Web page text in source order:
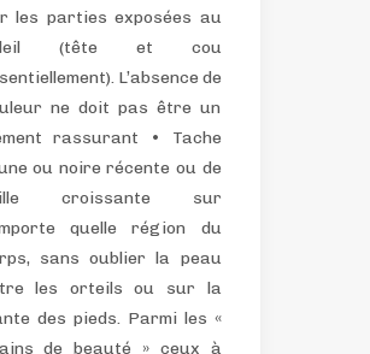
les parties exposées au
(tête et cou
L’absence de
ne doit pas être un
rassurant • Tache
ou noire récente ou de
croissante sur
quelle région du
sans oublier la peau
les orteils ou sur la
des pieds. Parmi les «
de beauté » ceux à